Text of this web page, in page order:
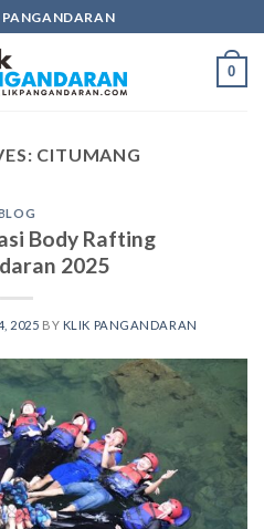
0
CITUMANG
Body Rafting
2025
2025 BY KLIK PANGANDARAN